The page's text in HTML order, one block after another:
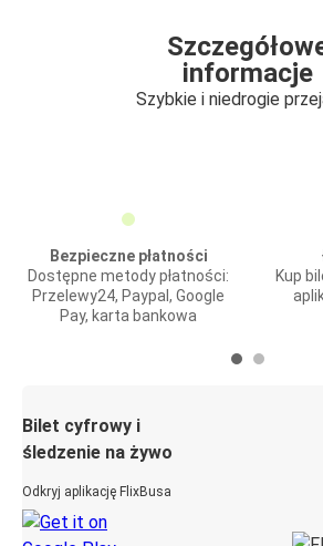
informacje
Szybkie i niedrogie
Bezpieczne płatności
Dostępne metody płatności:
Przelewy24, Paypal, Google
Pay, karta bankowa
Kup
Bilet cyfrowy i
śledzenie na żywo
Odkryj aplikację FlixBusa